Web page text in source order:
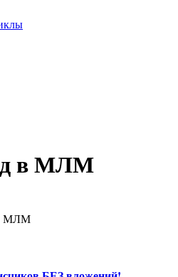
в МЛМ
МЛМ